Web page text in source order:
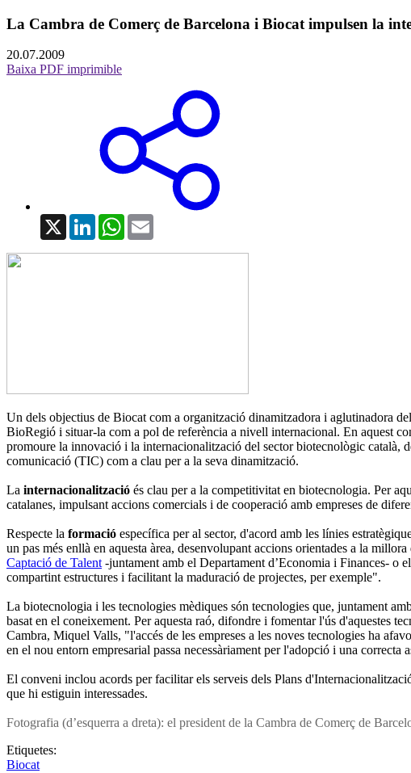
La Cambra de Comerç de Barcelona i Biocat impulsen la
20.07.2009
Baixa PDF imprimible
X LinkedInWhatsApp
Un dels objectius de Biocat com a organització dinamitzadora i aglutinadora
BioRegió i situar-la com a pol de referència a nivell internacional. En aquest
promoure la innovació i la internacionalització del sector biotecnològic català,
comunicació (TIC) com a clau per a la seva dinamització.
La internacionalització és clau per a la competitivitat en biotecnologia. Per
catalanes, impulsant accions comercials i de cooperació amb empreses de
Respecte la formació específica per al sector, d'acord amb les línies
un pas més enllà en aquesta àrea, desenvolupant accions orientades a la
Captació de Talent-juntament amb el Departament d’Economia i Finances- o
compartint estructures i facilitant la maduració de projectes, per exemple".
La biotecnologia i les tecnologies mèdiques són tecnologies que, juntament
basat en el coneixement. Per aquesta raó, difondre i fomentar l'ús d'aquestes
Cambra, Miquel Valls, "l'accés de les empreses a les noves tecnologies ha
en el nou entorn empresarial passa necessàriament per l'adopció i una
El conveni inclou acords per facilitar els serveis dels Plans
que hi estiguin interessades.
Fotografia (d’esquerra a dreta): el president de la Cambra de Comerç de
Etiquetes:
Biocat